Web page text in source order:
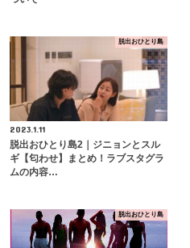
脱出おひとり島
2023.1.11
脱出おひとり島2｜ジニョンとスル
ギ【匂わせ】まとめ！ラブスタグラ
ムの内容…
脱出おひとり島